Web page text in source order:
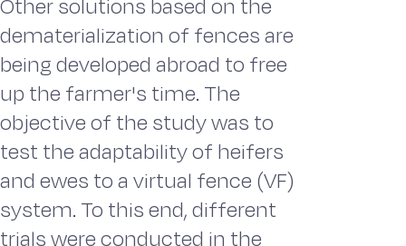
Other solutions based on the
dematerialization of fences are
being developed abroad to free
up the farmer's time. The
objective of the study was to
test the adaptability of heifers
and ewes to a virtual fence (VF)
system. To this end, different
trials were conducted in the